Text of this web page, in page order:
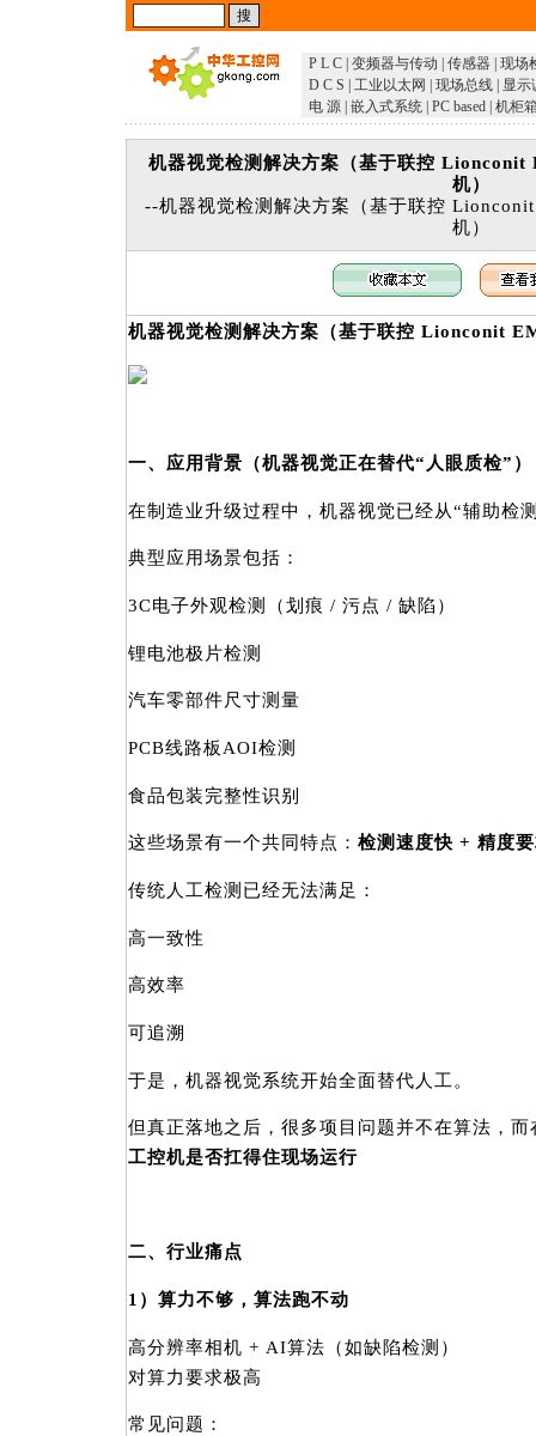
P L C 变频器与传动 传感器 现场
D C S
工业以太网 现场总线
显示
电 源 嵌入式系统 PC based 机柜
机器视觉检测解决方案（基于联控
机）
--机器视觉检测解决方案（基于联控
机）
机器视觉检测解决方案（基于联控 Lionconit
一、应用背景（机器视觉正在替代“人眼质检”）
在制造业升级过程中，机器视觉已经从“辅助检
典型应用场景包括：
3C电子外观检测（划痕 / 污点 / 缺陷）
锂电池极片检测
汽车零部件尺寸测量
PCB线路板AOI检测
食品包装完整性识别
这些场景有一个共同特点： 检测速度快 + 精度
传统人工检测已经无法满足：
高一致性
高效率
可追溯
于是，机器视觉系统开始全面替代人工。
但真正落地之后，很多项目问题并不在算法，而
工控机是否扛得住现场运行
二、行业痛点
1）算力不够，算法跑不动
高分辨率相机 + AI算法（如缺陷检测）
对算力要求极高
常见问题：